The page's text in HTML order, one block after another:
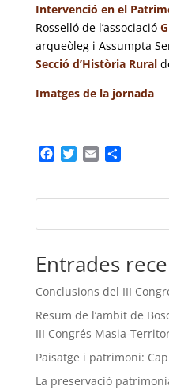
Intervenció en el
Rosselló de l’associació
arqueòleg i Assumpta
Secció d’Història Rural
Imatges de la jornada
F
e
o
k
T
t
e
E
i
C
p
r
e
x
Entrades
Conclusions del III
Resum de l’ambit de
III Congrés Masia-
Paisatge i patrimoni:
La preservació